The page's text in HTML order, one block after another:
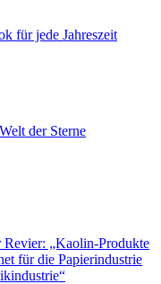
für jede Jahreszeit
der Sterne
Revier: „Kaolin-Produkte
für die Papierindustrie